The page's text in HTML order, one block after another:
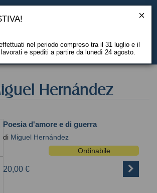
EN
Hernández
Poesia d'amore e di guerra
di Miguel Hernández
Ordinabile
20,00 €
nel periodo compreso tra il 31 luglio e il
e spediti a partire da lunedì 24 agosto.